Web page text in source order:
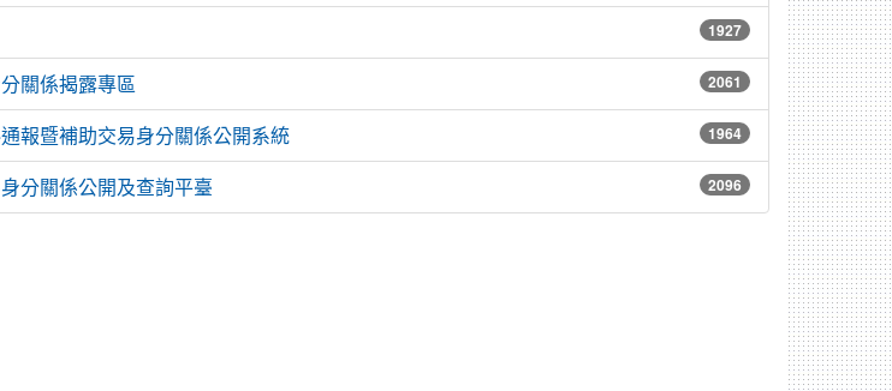
1927
關係揭露專區 2061
報暨補助交易身分關係公開系統 1964
分關係公開及查詢平臺 2096